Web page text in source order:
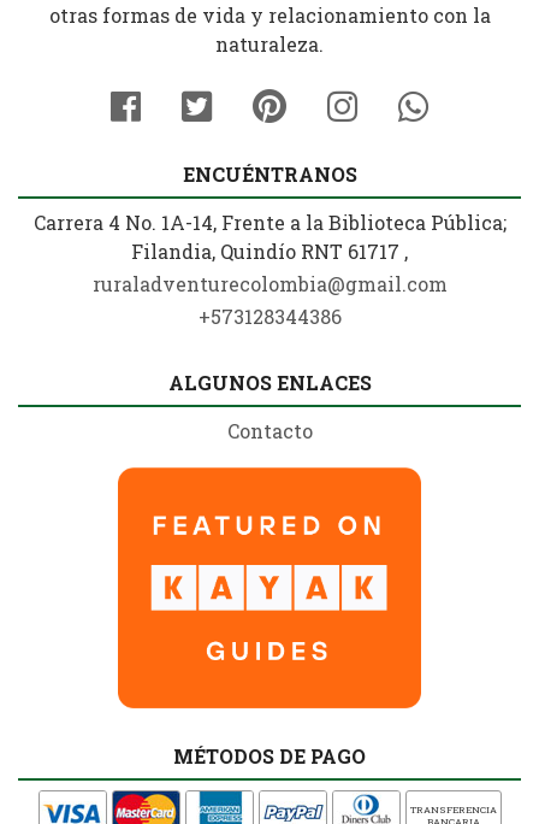
otras formas de vida y relacionamiento con la
naturaleza.
ENCUÉNTRANOS
Carrera 4 No. 1A-14, Frente a la Biblioteca Pública;
Filandia, Quindío RNT 61717 ,
ruraladventurecolombia@gmail.com
+573128344386
ALGUNOS ENLACES
Contacto
MÉTODOS DE PAGO
TRANSFERENCIA
BANCARIA